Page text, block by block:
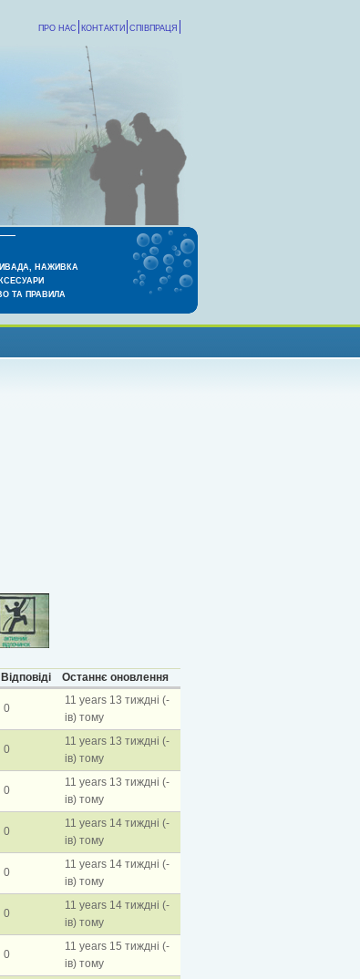
СПІВПРАЦЯ
КОНТАКТИ
ПРО НАС
НАЖИВКА
ТА ПРАВИЛА
Відповіді Останнє оновлення
0
11 years 13 тиждні (-
ів) тому
0
11 years 13 тиждні (-
ів) тому
0
11 years 13 тиждні (-
ів) тому
0
11 years 14 тиждні (-
ів) тому
0
11 years 14 тиждні (-
ів) тому
0
11 years 14 тиждні (-
ів) тому
0
11 years 15 тиждні (-
ів) тому